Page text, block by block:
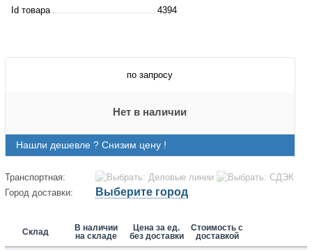
Id товара
4394
по запросу
Нет в наличии
Нашли дешевле ? Снизим цену !
Транспортная:
Город доставки:
Выберите город
Склад
В наличии
на складе
Цена за ед.
без доставки
Стоимость с
доставкой